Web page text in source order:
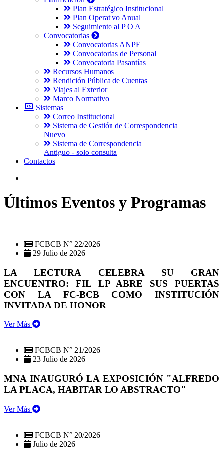
Plan Estratégico Institucional
Plan Operativo Anual
Seguimiento al P O A
Convocatorias
Convocatorias ANPE
Convocatorias de Personal
Convocatoria Pasantías
Recursos Humanos
Rendición Pública de Cuentas
Viajes al Exterior
Marco Normativo
Sistemas
Correo Institucional
Sistema de Gestión de Correspondencia
Nuevo
Sistema de Correspondencia
Antiguo - solo consulta
Contactos
Últimos Eventos y Programas
FCBCB N° 22/2026
29 Julio de 2026
LA LECTURA CELEBRA SU GRAN
ENCUENTRO: FIL LP ABRE SUS PUERTAS
CON LA FC-BCB COMO INSTITUCIÓN
INVITADA DE HONOR
Ver Más
FCBCB N° 21/2026
23 Julio de 2026
MNA INAUGURÓ LA EXPOSICIÓN "ALFREDO
LA PLACA, HABITAR LO ABSTRACTO"
Ver Más
FCBCB N° 20/2026
Julio de 2026